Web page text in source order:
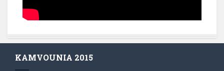
KAMVOUNIA 2015